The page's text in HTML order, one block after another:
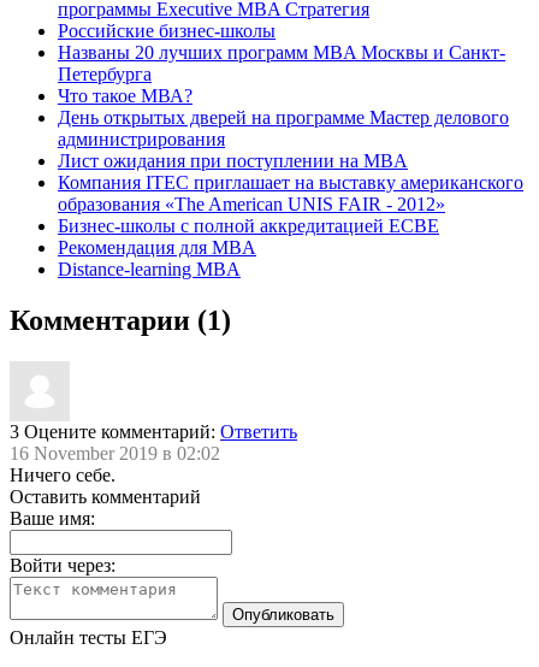
программы Executive MBA Стратегия
Российские бизнес-школы
Названы 20 лучших программ MBA Москвы и Санкт-
Петербурга
Что такое МВА?
День открытых дверей на программе Мастер делового
администрирования
Лист ожидания при поступлении на MBA
Компания ITEC приглашает на выставку американского
образования «The American UNIS FAIR - 2012»
Бизнес-школы с полной аккредитацией ECBE
Рекомендация для MBA
Distance-learning MBA
Комментарии (1)
3 Оцените комментарий: Ответить
16 November 2019 в 02:02
Ничего себе.
Оставить комментарий
Ваше имя:
Войти через:
Онлайн тесты ЕГЭ